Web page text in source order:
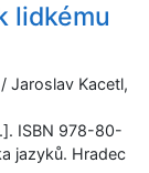
lidkému
Jaroslav Kacetl,
ISBN 978-80-
jazyků. Hradec